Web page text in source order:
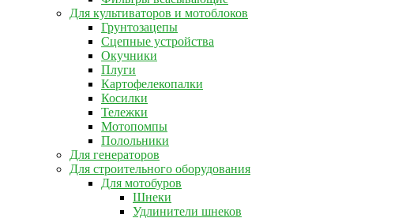
Для культиваторов и мотоблоков
Грунтозацепы
Сцепные устройства
Окучники
Плуги
Картофелекопалки
Косилки
Тележки
Мотопомпы
Полольники
Для генераторов
Для строительного оборудования
Для мотобуров
Шнеки
Удлинители шнеков